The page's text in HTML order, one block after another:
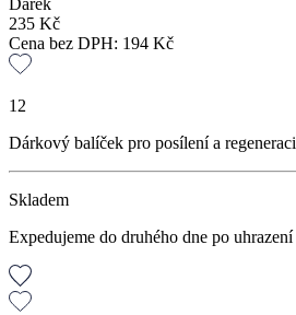
235 Kč
Cena bez DPH: 194 Kč
12
Dárkový balíček pro posílení a
Skladem
Expedujeme do druhého dne po uhrazení